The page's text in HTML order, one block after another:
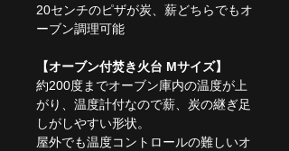
20センチのピザが炭、薪どちらでもオ
ーブン調理可能
【オーブン付焚き火台 Mサイズ】
約200度までオーブン庫内の温度が上
がり、温度計付なので薪、炭の継ぎ足
しがしやすい形状。
屋外でも温度コントロールの難しいオ